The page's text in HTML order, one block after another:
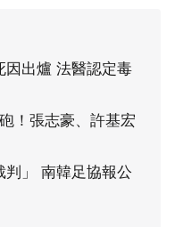
因出爐 法醫認定毒
！張志豪、許基宏
判」 南韓足協報公